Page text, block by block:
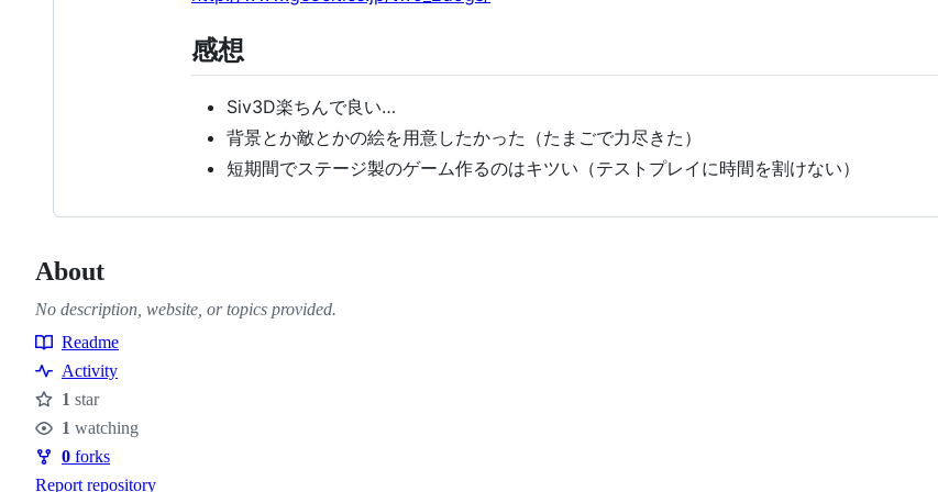
感想
Siv3D楽ちんで良い…
背景とか敵とかの絵を用意したかった（たまごで力尽きた）
短期間でステージ製のゲーム作るのはキツい（テストプレイに時間を割けない）
About
No description, website, or topics provided.
Resources
Readme
Activity
Stars
1 star
Watchers
1 watching
Forks
0 forks
Report repository